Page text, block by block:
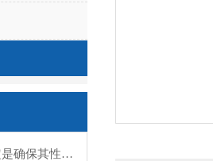
美国SEL继电器的检定是确保其性能可靠的重要步骤